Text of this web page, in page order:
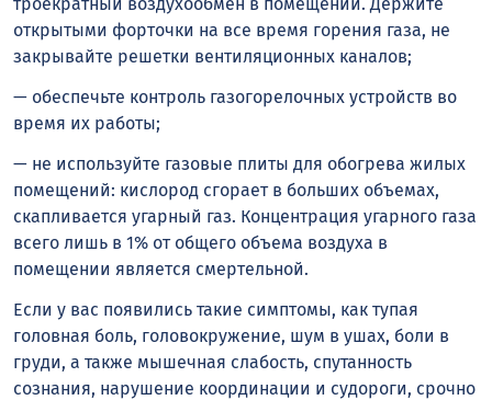
открытыми форточки на все время горения газа, не
закрывайте решетки вентиляционных каналов;
— обеспечьте контроль газогорелочных устройств во
время их работы;
— не используйте газовые плиты для обогрева жилых
помещений: кислород сгорает в больших объемах,
скапливается угарный газ. Концентрация угарного газа
всего лишь в 1% от общего объема воздуха в
помещении является смертельной.
Если у вас появились такие симптомы, как тупая
головная боль, головокружение, шум в ушах, боли в
груди, а также мышечная слабость, спутанность
сознания, нарушение координации и судороги, срочно